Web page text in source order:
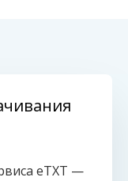
eTXT —